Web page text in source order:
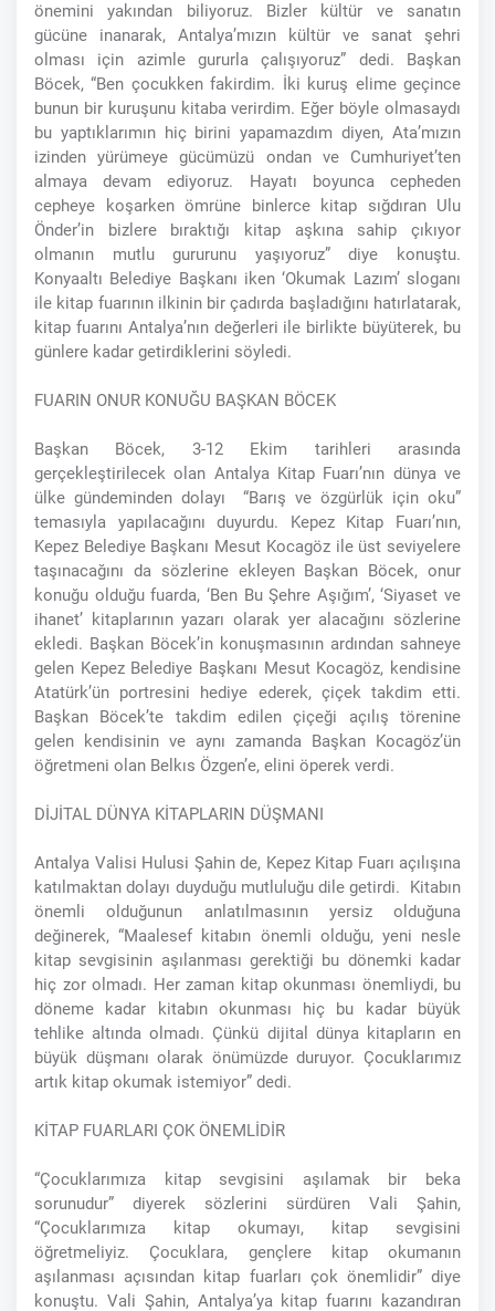
önemini yakından biliyoruz. Bizler kültür ve sanatın
gücüne inanarak, Antalya’mızın kültür ve sanat şehri
olması için azimle gururla çalışıyoruz” dedi. Başkan
Böcek, “Ben çocukken fakirdim. İki kuruş elime geçince
bunun bir kuruşunu kitaba verirdim. Eğer böyle olmasaydı
bu yaptıklarımın hiç birini yapamazdım diyen, Ata’mızın
izinden yürümeye gücümüzü ondan ve Cumhuriyet’ten
almaya devam ediyoruz. Hayatı boyunca cepheden
cepheye koşarken ömrüne binlerce kitap sığdıran Ulu
Önder’in bizlere bıraktığı kitap aşkına sahip çıkıyor
olmanın mutlu gururunu yaşıyoruz” diye konuştu.
Konyaaltı Belediye Başkanı iken ‘Okumak Lazım’ sloganı
ile kitap fuarının ilkinin bir çadırda başladığını hatırlatarak,
kitap fuarını Antalya’nın değerleri ile birlikte büyüterek, bu
günlere kadar getirdiklerini söyledi.
FUARIN ONUR KONUĞU BAŞKAN BÖCEK
Başkan Böcek, 3-12 Ekim tarihleri arasında
gerçekleştirilecek olan Antalya Kitap Fuarı’nın dünya ve
ülke gündeminden dolayı “Barış ve özgürlük için oku”
temasıyla yapılacağını duyurdu. Kepez Kitap Fuarı’nın,
Kepez Belediye Başkanı Mesut Kocagöz ile üst seviyelere
taşınacağını da sözlerine ekleyen Başkan Böcek, onur
konuğu olduğu fuarda, ‘Ben Bu Şehre Aşığım’, ‘Siyaset ve
ihanet’ kitaplarının yazarı olarak yer alacağını sözlerine
ekledi. Başkan Böcek’in konuşmasının ardından sahneye
gelen Kepez Belediye Başkanı Mesut Kocagöz, kendisine
Atatürk’ün portresini hediye ederek, çiçek takdim etti.
Başkan Böcek’te takdim edilen çiçeği açılış törenine
gelen kendisinin ve aynı zamanda Başkan Kocagöz’ün
öğretmeni olan Belkıs Özgen’e, elini öperek verdi.
DİJİTAL DÜNYA KİTAPLARIN DÜŞMANI
Antalya Valisi Hulusi Şahin de, Kepez Kitap Fuarı açılışına
katılmaktan dolayı duyduğu mutluluğu dile getirdi. Kitabın
önemli olduğunun anlatılmasının yersiz olduğuna
değinerek, “Maalesef kitabın önemli olduğu, yeni nesle
kitap sevgisinin aşılanması gerektiği bu dönemki kadar
hiç zor olmadı. Her zaman kitap okunması önemliydi, bu
döneme kadar kitabın okunması hiç bu kadar büyük
tehlike altında olmadı. Çünkü dijital dünya kitapların en
büyük düşmanı olarak önümüzde duruyor. Çocuklarımız
artık kitap okumak istemiyor” dedi.
KİTAP FUARLARI ÇOK ÖNEMLİDİR
“Çocuklarımıza kitap sevgisini aşılamak bir beka
sorunudur” diyerek sözlerini sürdüren Vali Şahin,
“Çocuklarımıza kitap okumayı, kitap sevgisini
öğretmeliyiz. Çocuklara, gençlere kitap okumanın
aşılanması açısından kitap fuarları çok önemlidir” diye
konuştu. Vali Şahin, Antalya’ya kitap fuarını kazandıran